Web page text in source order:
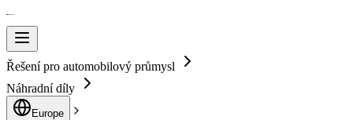
Řešení pro automobilový průmysl
Náhradní díly
Europe